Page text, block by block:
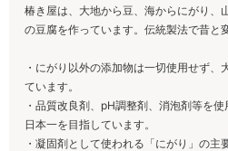
椿き屋は、大地から豆、海からにがり、
の豆腐を作っています。伝統製法で昔と
・にがり以外の添加物は一切使用せず、
ています。
・品質改良剤、pH調整剤、消泡剤等を
日本一を目指しています。
・凝固剤として使われる「にがり」の主